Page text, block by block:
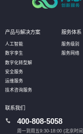
产品与解决方案
人工智能
数字孪生
数字化转型解
安全服务
运维服务
技术咨询服务
服务体系
服务级别
服务网络
联系我们
400-808-5058
周一到周五9:30-18:00 (北京时间